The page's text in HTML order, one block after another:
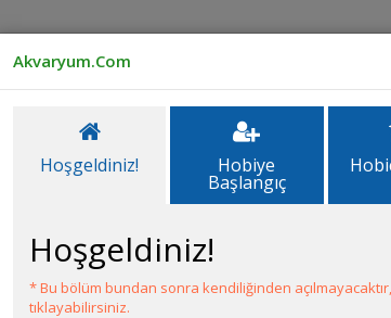
Paylaşım İlanlar
Hesap
Akvaryum.Com
Hoşgeldiniz! Hobiye
Başlangıç
Hoşgeldiniz!
* Bu bölüm bundan sonra kendiliğinden
tıklayabilirsiniz.